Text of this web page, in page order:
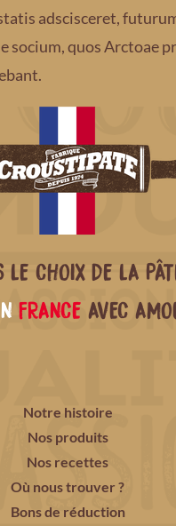
adscisceret,
socium, quos Arctoae
LE CHOIX DE LA
FRANCE AVEC
Notre histoire
Nos produits
Nos recettes
Où nous trouver ?
Bons de réduction